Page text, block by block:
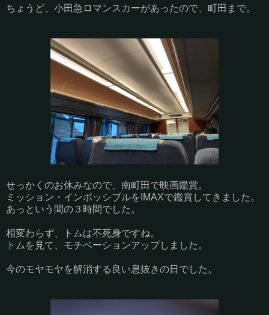
ちょうど、小田急ロマンスカーがあったので、町田まで。
せっかくのお休みなので、南町田で映画鑑賞。
ミッション・インポッシブルをIMAXで鑑賞してきました。
あっという間の３時間でした。
相変わらず、トムは不死身ですね。
トムを見て、モチベーションアップしました。
今のモヤモヤを解消する良い息抜きの日でした。